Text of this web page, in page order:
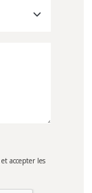
et accepter les